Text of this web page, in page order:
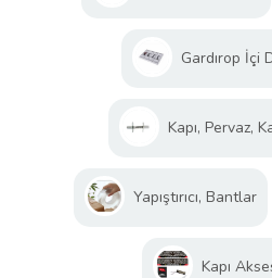
Gardırop İçi
Kapı, Pervaz,
Yapıştırıcı, Bantlar
Kapı